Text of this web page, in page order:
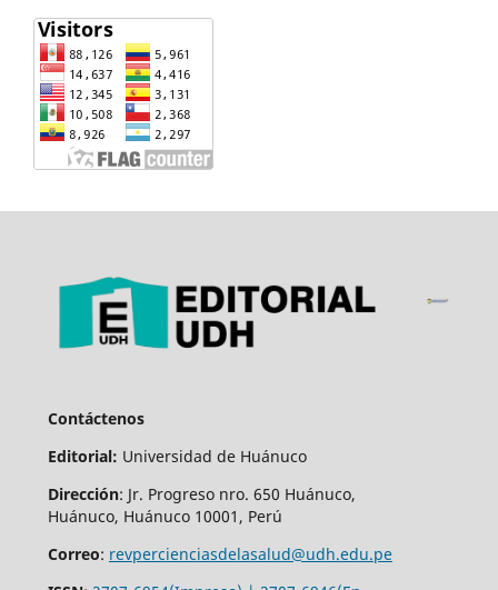
Contáctenos
Editorial: Universidad de Huánuco
Dirección: Jr. Progreso nro. 650 Huánuco,
Huánuco, Huánuco 10001, Perú
Correo: revpercienciasdelasalud@udh.edu.pe